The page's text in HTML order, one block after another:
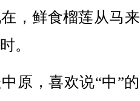
，鲜食榴莲从马
。
，喜欢说“中”